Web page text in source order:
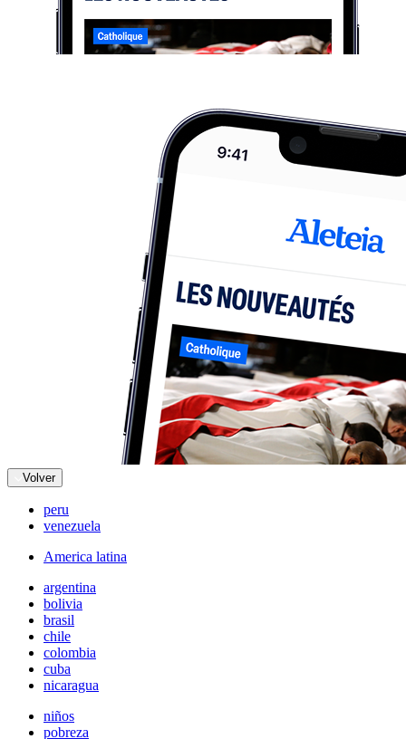
Volver
peru
venezuela
America latina
argentina
bolivia
brasil
chile
colombia
cuba
nicaragua
niños
pobreza